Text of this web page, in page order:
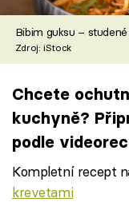
Bibim guksu –
Zdroj: iStock
Chcete
kuchyně?
podle
Kompletní recept
krevetami